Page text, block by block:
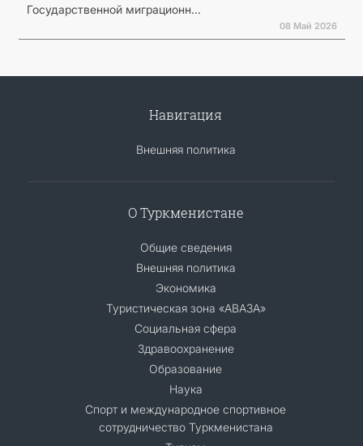
Государственной миграционн...
08 Май 2026
Навигация
Внешняя политика
О Туркменистане
Общие сведения
Внешняя политика
Экономика
Туристическая зона «АВАЗА»
Социальная сфера
Здравоохранение
Образование
Наука
Спорт и международное спортивное
сотрудничество Туркменистана